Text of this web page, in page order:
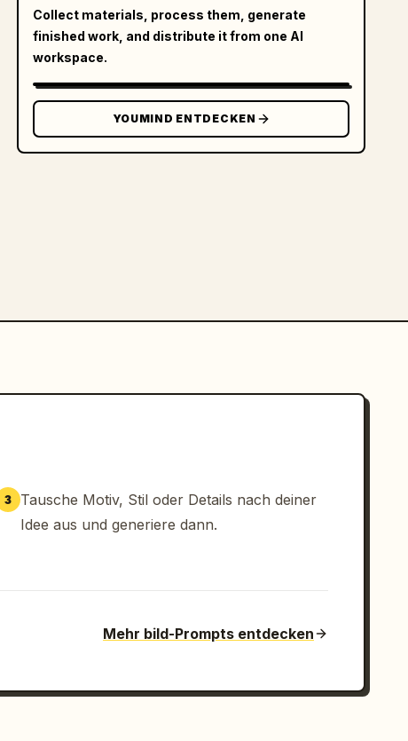
Collect materials, process them, generate
finished work, and distribute it from one AI
workspace.
YOUMIND ENTDECKEN
3
Tausche Motiv, Stil oder Details nach deiner
Idee aus und generiere dann.
Mehr bild-Prompts entdecken